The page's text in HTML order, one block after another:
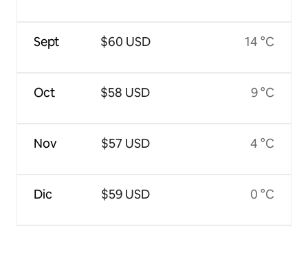
Sept
Oct
Nov
Dic
$60 USD
$58 USD
$57 USD
$59 USD
14 °C
9 °C
4 °C
0 °C